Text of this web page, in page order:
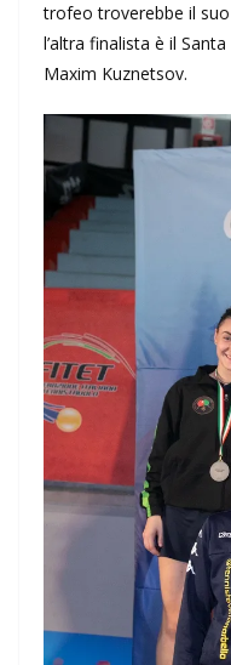
trofeo troverebbe il
l’altra finalista è il
Maxim Kuznetsov.